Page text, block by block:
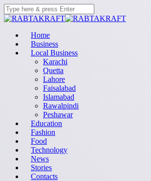
Home
Business
Local Business
Karachi
Quetta
Lahore
Faisalabad
Islamabad
Rawalpindi
Peshawar
Education
Fashion
Food
Technology
News
Stories
Contacts